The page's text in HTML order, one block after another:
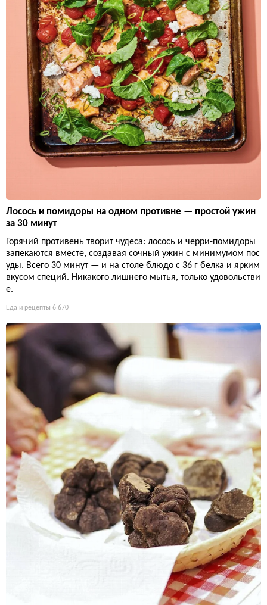
Лосось и помидоры на одном противне — простой ужин
за 30 минут
Горячий противень творит чудеса: лосось и черри-помидоры
запекаются вместе, создавая сочный ужин с минимумом пос
уды. Всего 30 минут — и на столе блюдо с 36 г белка и ярким
вкусом специй. Никакого лишнего мытья, только удовольстви
е.
Еда и рецепты 6 670